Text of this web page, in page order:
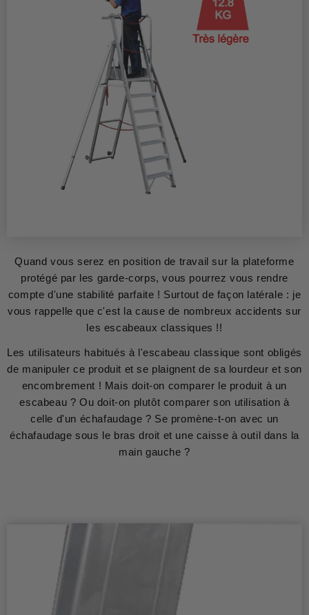
Quand vous serez en position de travail sur la plateforme
protégé par les garde-corps, vous pourrez vous rendre
compte d'une stabilité parfaite ! Surtout de façon latérale : je
vous rappelle que c'est la cause de nombreux accidents sur
les escabeaux classiques !!
Les utilisateurs habitués à l'escabeau classique sont obligés
de manipuler ce produit et se plaignent de sa lourdeur et son
encombrement ! Mais doit-on comparer le produit à un
escabeau ? Ou doit-on plutôt comparer son utilisation à
celle d'un échafaudage ? Se promène-t-on avec un
échafaudage sous le bras droit et une caisse à outil dans la
main gauche ?